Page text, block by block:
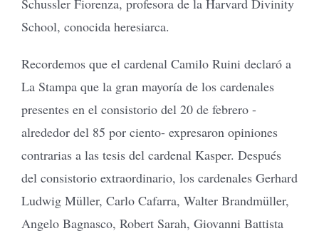
School, conocida heresiarca.
Recordemos que el cardenal Camilo Ruini declaró a
La Stampa que la gran mayoría de los cardenales
presentes en el consistorio del 20 de febrero -
alrededor del 85 por ciento- expresaron opiniones
contrarias a las tesis del cardenal Kasper. Después
del consistorio extraordinario, los cardenales Gerhard
Ludwig Müller, Carlo Cafarra, Walter Brandmüller,
Angelo Bagnasco, Robert Sarah, Giovanni Battista